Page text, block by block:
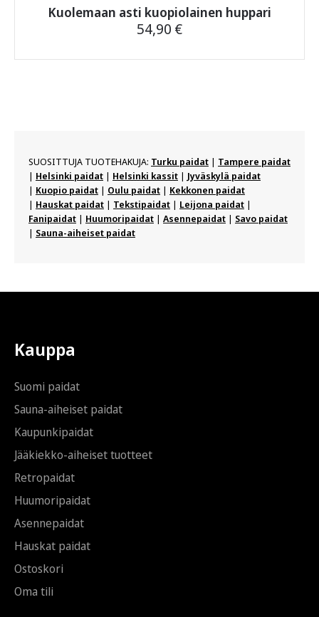
Kuolemaan asti kuopiolainen huppari
54,90 €
tuotteella
valinnat
tuotteen
sivulla.
SUOSITTUJA TUOTEHAKUJA: Turku paidat | Tampere paidat
| Helsinki paidat | Helsinki kassit | Jyväskylä paidat
| Kuopio paidat | Oulu paidat | Kekkonen paidat
| Hauskat paidat | Tekstipaidat | Leijona paidat |
Fanipaidat | Huumoripaidat | Asennepaidat | Savo paidat
| Sauna-aiheiset paidat
Kauppa
Suomi paidat
Sauna-aiheiset paidat
Kaupunkipaidat
Jääkiekko-aiheiset tuotteet
Retropaidat
Huumoripaidat
Asennepaidat
Hauskat paidat
Ostoskori
Oma tili